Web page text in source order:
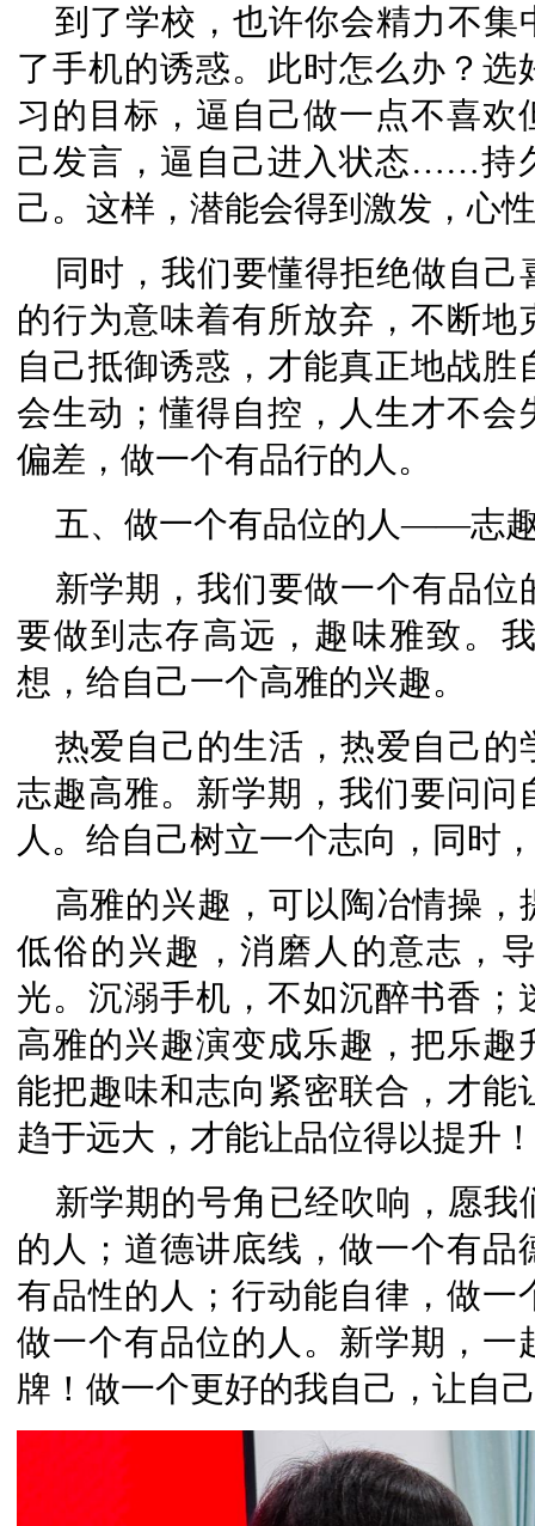
到了学校，也许你会精力不
了手机的诱惑。此时怎么办？
习的目标，逼自己做一点不喜
己发言，逼自己进入状态……持
己。这样，潜能会得到激发，心
同时，我们要懂得拒绝做自
的行为意味着有所放弃，不断
自己抵御诱惑，才能真正地战
会生动；懂得自控，人生才不
偏差，做一个有品行的人。
五、做一个有品位的人——志
新学期，我们要做一个有品
要做到志存高远，趣味雅致。
想，给自己一个高雅的兴趣。
热爱自己的生活，热爱自己
志趣高雅。新学期，我们要问
人。给自己树立一个志向，同时
高雅的兴趣，可以陶冶情操
低俗的兴趣，消磨人的意志，
光。沉溺手机，不如沉醉书香
高雅的兴趣演变成乐趣，把乐
能把趣味和志向紧密联合，才
趋于远大，才能让品位得以提升！
新学期的号角已经吹响，愿
的人；道德讲底线，做一个有
有品性的人；行动能自律，做
做一个有品位的人。新学期，
牌！做一个更好的我自己，让自